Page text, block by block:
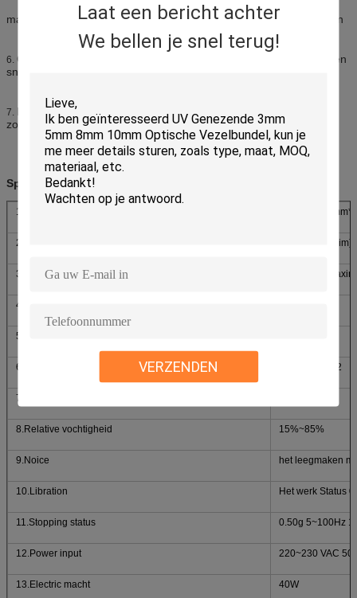
Laat een bericht achter
We bellen je snel terug!
VERZENDEN
malend document om het gebruik van het malen tijd aan te passen
6. Onder druk zetten, het leegmaken en vervanging van geschikt en
snel inrichtings malend blad
7. Het gebruik van polymeer waterdicht materiaal om ervoor te
zorgen dat elektro en de chassis waterdicht verzegelden.
Specificaties
1.Machine grootte
2.O.D. van Omwentelingsplaat 127 mm (5 duim)
3.Time montages 99 min 99
4.Speed voor Omwentelingsplaat
5.Height van Plaat Jumpiness
6.Pressure configuratie 21 ~ 36 N/cm2
7.Work temperatuur
8.Relative vochtigheid 15%~85%
9.Noice het leegmaken
10.Libration Het werk Status
11.Stopping status 0.50g 5~100Hz
12.Power input 220~230 VAC
13.Electric macht 40W